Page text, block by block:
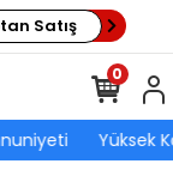
Yüksek
Satış
0